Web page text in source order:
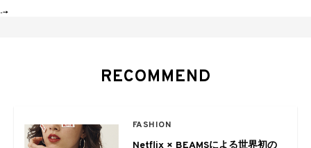
-->
RECOMMEND
FASHION